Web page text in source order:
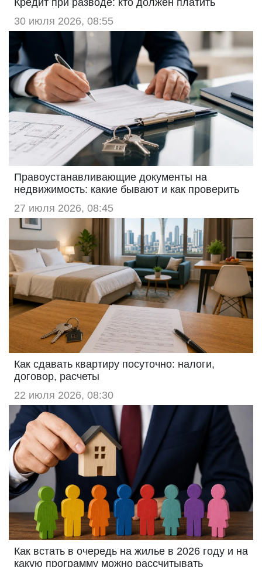
30 июля 2026, 08:55
Правоустанавливающие документы на
недвижимость: какие бывают и как проверить
27 июля 2026, 08:45
Как сдавать квартиру посуточно: налоги,
договор, расчеты
22 июля 2026, 08:30
Как встать в очередь на жилье в 2026 году и на
какую программу можно рассчитывать